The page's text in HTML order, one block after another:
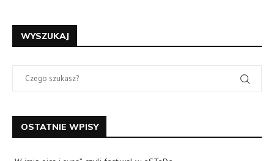
WYSZUKAJ
OSTATNIE WPISY